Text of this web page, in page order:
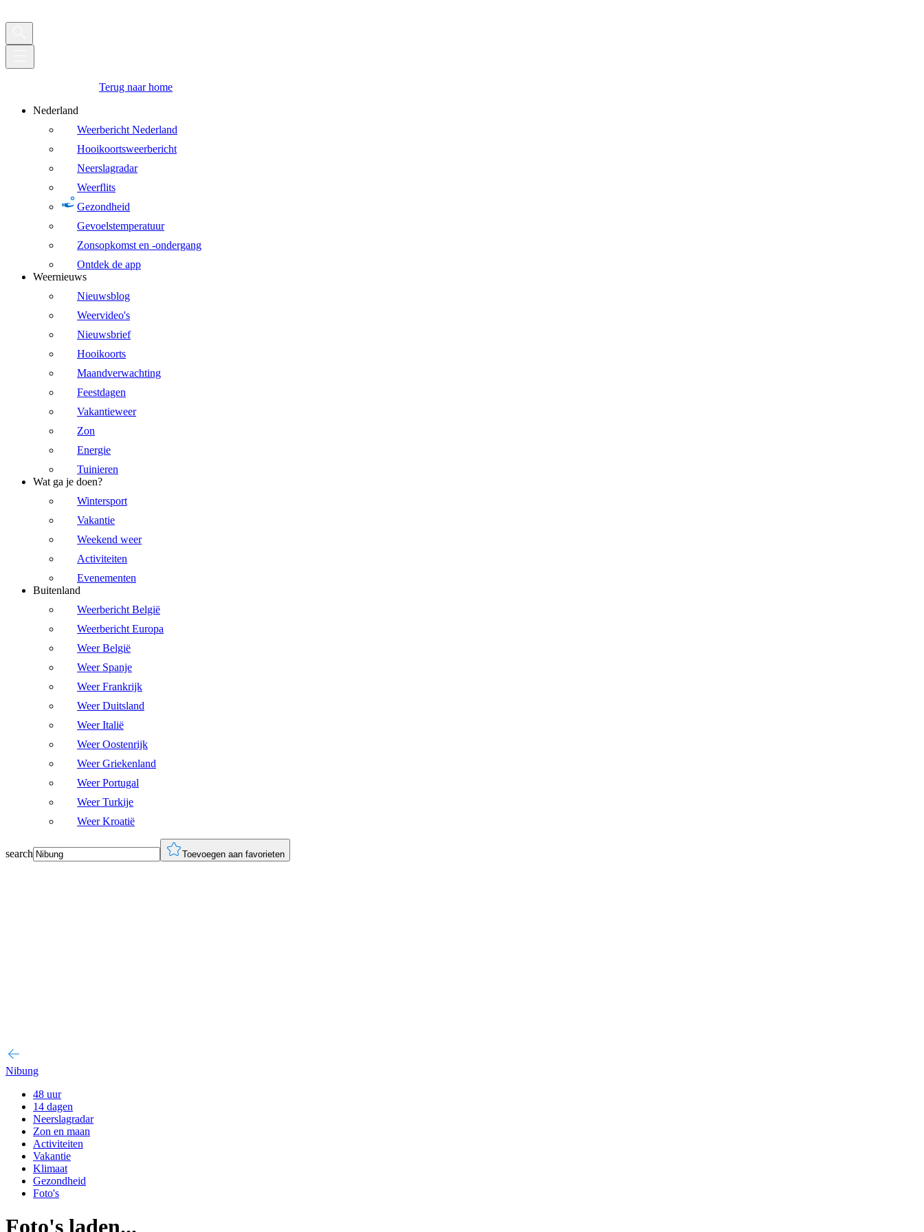
Terug naar home
Nederland
Weerbericht Nederland
Hooikoortsweerbericht
Neerslagradar
Weerflits
Gezondheid
Gevoelstemperatuur
Zonsopkomst en -ondergang
Ontdek de app
Weernieuws
Nieuwsblog
Weervideo's
Nieuwsbrief
Hooikoorts
Maandverwachting
Feestdagen
Vakantieweer
Zon
Energie
Tuinieren
Wat ga je doen?
Wintersport
Vakantie
Weekend weer
Activiteiten
Evenementen
Buitenland
Weerbericht België
Weerbericht Europa
Weer België
Weer Spanje
Weer Frankrijk
Weer Duitsland
Weer Italië
Weer Oostenrijk
Weer Griekenland
Weer Portugal
Weer Turkije
Weer Kroatië
search Toevoegen aan favorieten
Nibung
48 uur
14 dagen
Neerslagradar
Zon en maan
Activiteiten
Vakantie
Klimaat
Gezondheid
Foto's
Foto's laden...